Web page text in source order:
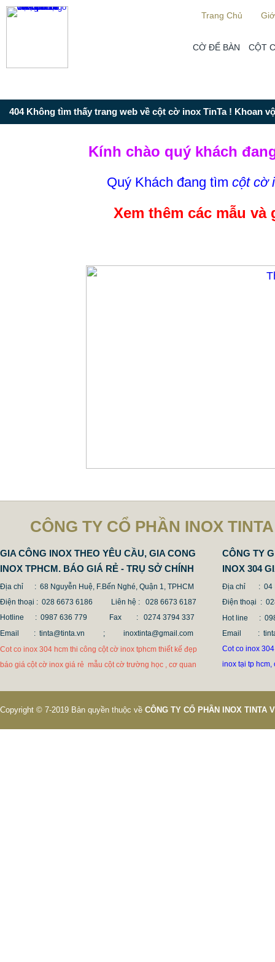
Trang Chủ
CỜ ĐỂ BÀN CỘT
Từ mục này trở xuống là mã nguồn Zalo
404 Không tìm thấy trang web về cột cờ inox TinTa ! Khoan
Kính chào quý khách
Quý Khách đang tìm cột cờ
Xem thêm các mẫu và
CÔNG TY CỔ PHẦN INOX
GIA CÔNG INOX THEO YÊU CẦU, GIA CONG
INOX TPHCM. BÁO GIÁ RẺ - TRỤ SỞ CHÍNH
Địa chỉ : 68 Nguyễn Huệ, F.Bến Nghé, Quận 1, TPHCM
Điện thoại : 028 6673 6186
Liên hệ : 028 6673 6187
Hotline : 0987 636 779 Fax
: 0274 3794 337
Email : tinta@tinta.vn ;
inoxtinta@gmail.com
Cot co inox 304 hcm thi công cột cờ inox tphcm thiết kế đẹp
báo giá cột cờ inox giá rẻ mẫu cột cờ trường học , cơ quan
CÔNG TY
INOX 304
Địa chỉ
: 04
Điện thoại :
Hot line
:
Email
:
Cot co inox
inox tại tp
Copyright © 7-2019 Bản quyền thuộc về CÔNG TY CỔ PHẦN INOX TINTA